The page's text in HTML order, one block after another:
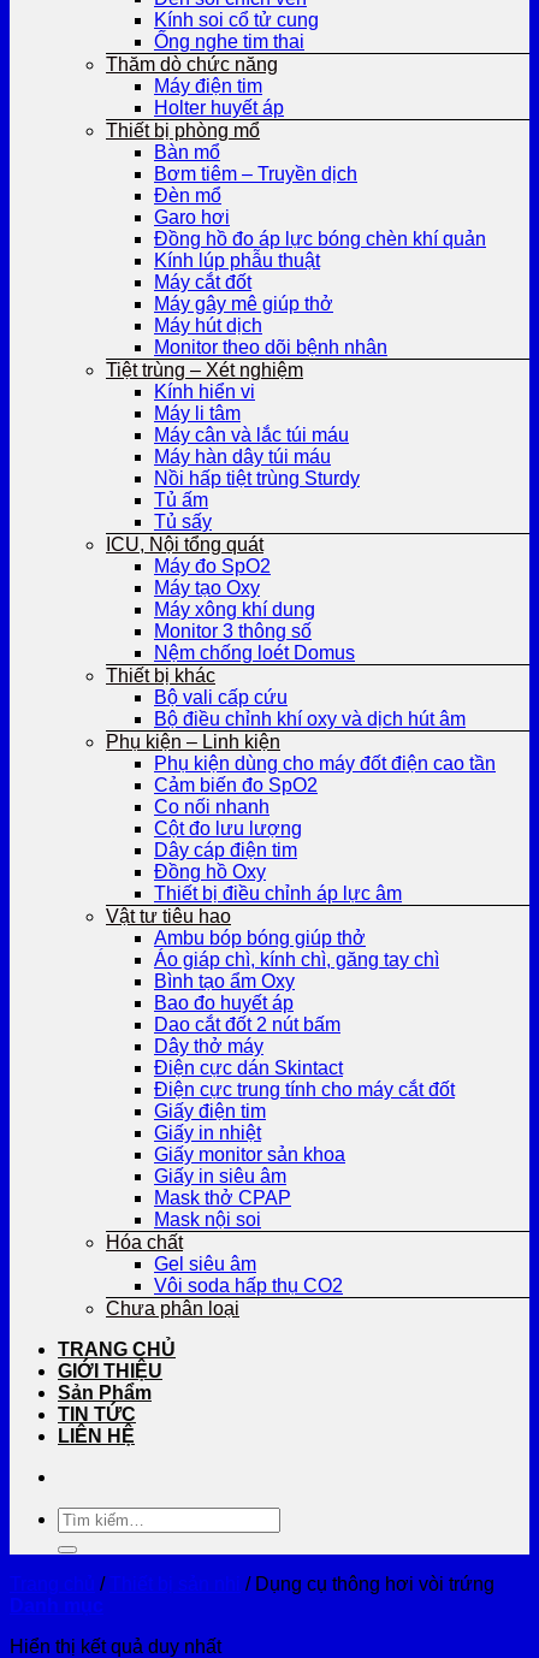
Kính soi cổ tử cung
Ống nghe tim thai
Thăm dò chức năng
Máy điện tim
Holter huyết áp
Thiết bị phòng mổ
Bàn mổ
Bơm tiêm – Truyền dịch
Đèn mổ
Garo hơi
Đồng hồ đo áp lực bóng chèn khí quản
Kính lúp phẫu thuật
Máy cắt đốt
Máy gây mê giúp thở
Máy hút dịch
Monitor theo dõi bệnh nhân
Tiệt trùng – Xét nghiệm
Kính hiển vi
Máy li tâm
Máy cân và lắc túi máu
Máy hàn dây túi máu
Nồi hấp tiệt trùng Sturdy
Tủ ấm
Tủ sấy
ICU, Nội tổng quát
Máy đo SpO2
Máy tạo Oxy
Máy xông khí dung
Monitor 3 thông số
Nệm chống loét Domus
Thiết bị khác
Bộ vali cấp cứu
Bộ điều chỉnh khí oxy và dịch hút âm
Phụ kiện – Linh kiện
Phụ kiện dùng cho máy đốt điện cao tần
Cảm biến đo SpO2
Co nối nhanh
Cột đo lưu lượng
Dây cáp điện tim
Đồng hồ Oxy
Thiết bị điều chỉnh áp lực âm
Vật tư tiêu hao
Ambu bóp bóng giúp thở
Áo giáp chì, kính chì, găng tay chì
Bình tạo ẩm Oxy
Bao đo huyết áp
Dao cắt đốt 2 nút bấm
Dây thở máy
Điện cực dán Skintact
Điện cực trung tính cho máy cắt đốt
Giấy điện tim
Giấy in nhiệt
Giấy monitor sản khoa
Giấy in siêu âm
Mask thở CPAP
Mask nội soi
Hóa chất
Gel siêu âm
Vôi soda hấp thụ CO2
Chưa phân loại
TRANG CHỦ
GIỚI THIỆU
Sản Phẩm
TIN TỨC
LIÊN HỆ
Tìm
kiếm:
Trang chủ / Thiết bị sản nhi /Dụng cụ thông hơi vòi trứng
Danh mục
Hiển thị kết quả duy nhất